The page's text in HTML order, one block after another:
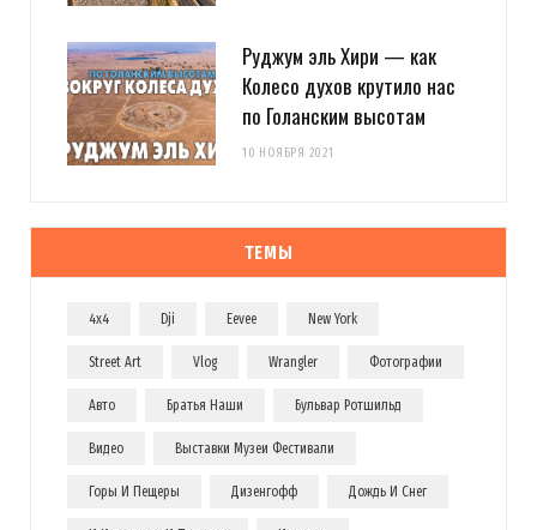
Руджум эль Хири — как
Колесо духов крутило нас
по Голанским высотам
10 НОЯБРЯ 2021
ТЕМЫ
4x4 Dji Eevee New York
Street Art Vlog Wrangler Фотографии
Авто Братья Наши Бульвар Ротшильд
Видео Выставки Музеи Фестивали
Горы И Пещеры Дизенгофф Дождь И Снег